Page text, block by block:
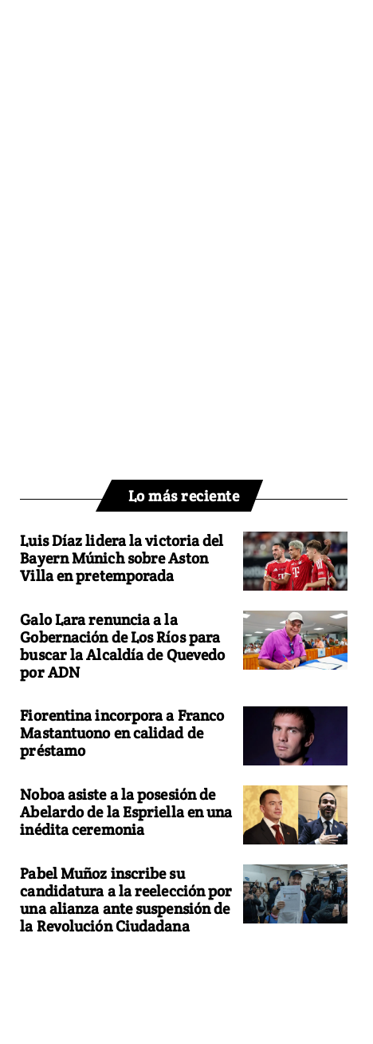
Lo más reciente
Luis Díaz lidera la victoria del
Bayern Múnich sobre Aston
Villa en pretemporada
Galo Lara renuncia a la
Gobernación de Los Ríos para
buscar la Alcaldía de Quevedo
por ADN
Fiorentina incorpora a Franco
Mastantuono en calidad de
préstamo
Noboa asiste a la posesión de
Abelardo de la Espriella en una
inédita ceremonia
Pabel Muñoz inscribe su
candidatura a la reelección por
una alianza ante suspensión de
la Revolución Ciudadana